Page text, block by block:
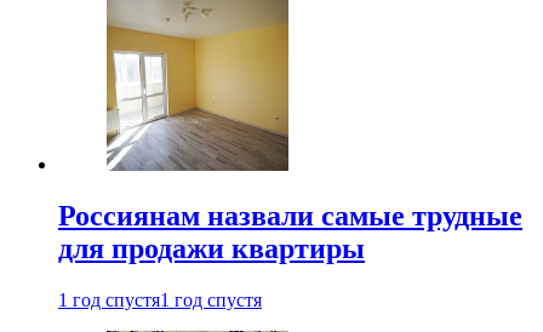
Россиянам назвали самые трудные
для продажи квартиры
1 год спустя1 год спустя